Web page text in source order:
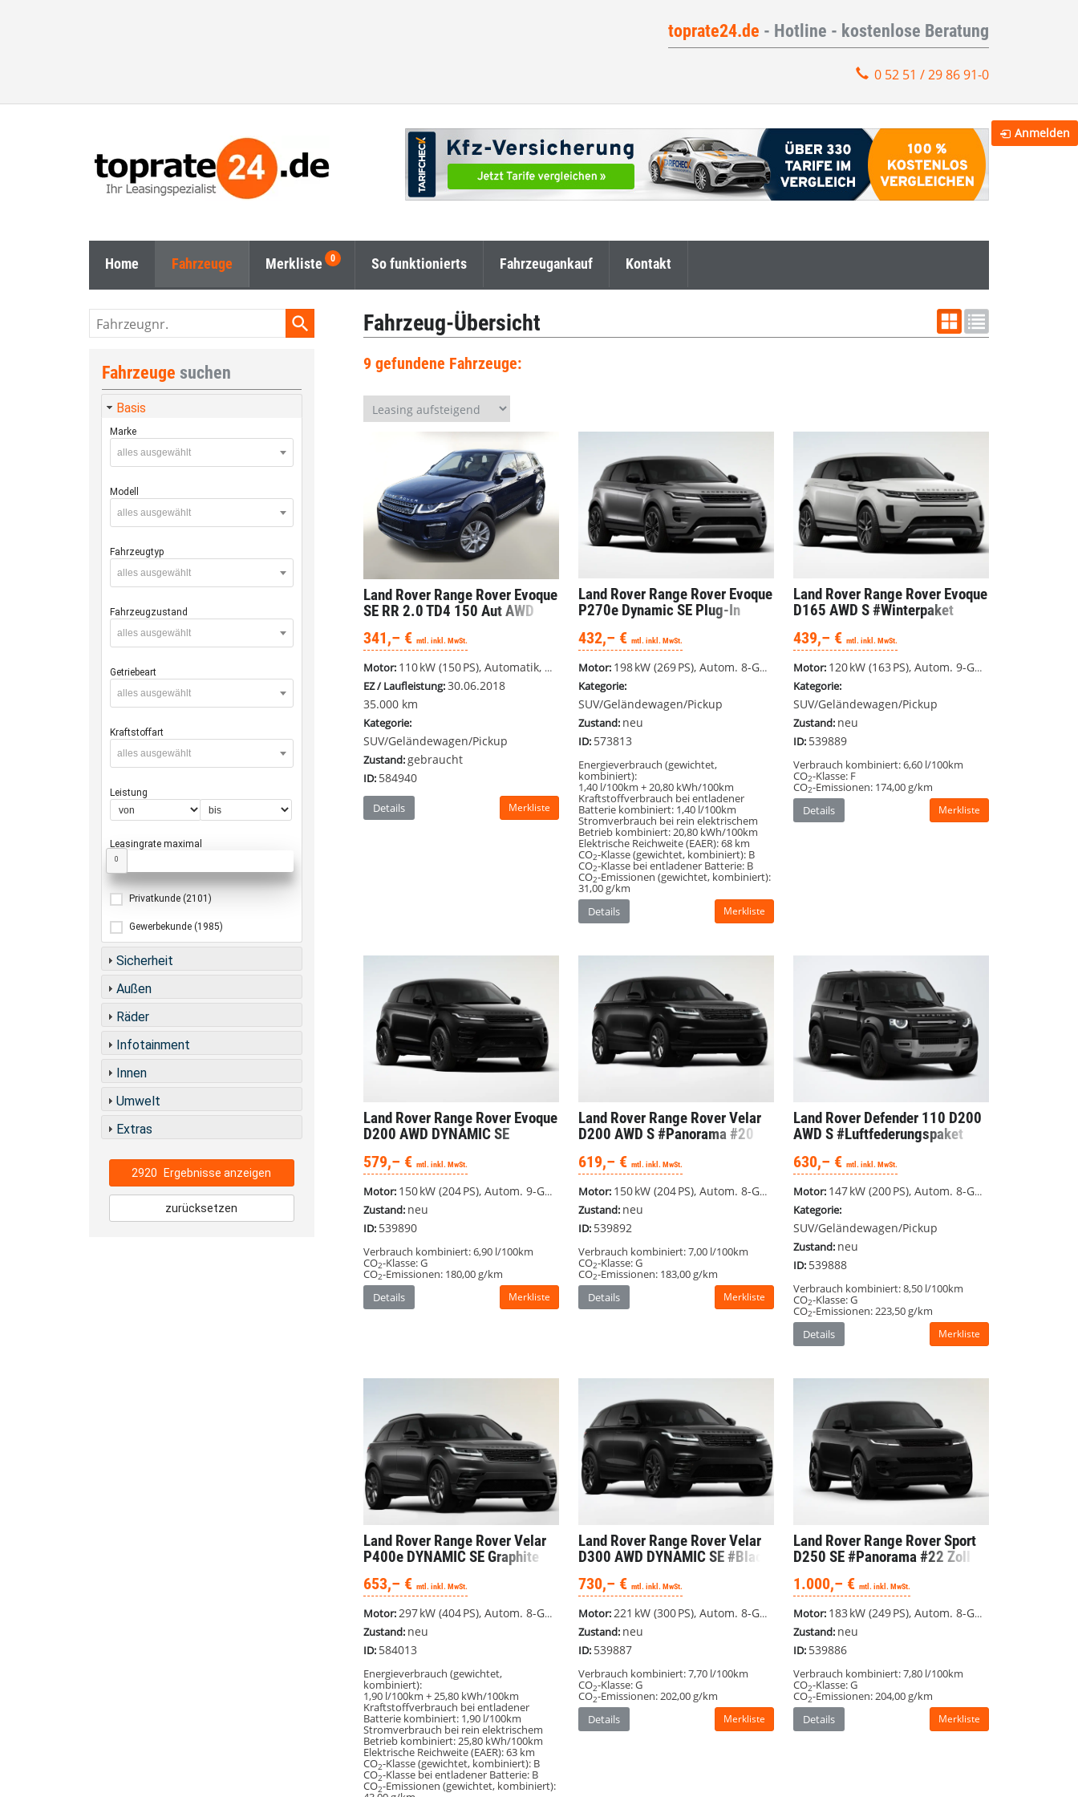
toprate24.de - Hotline - kostenlose Beratung
0 52 51 / 29 86 91-0
Home Fahrzeuge Merkliste So funktionierts Fahrzeugankauf Kontakt
Fahrzeug-Übersicht
9 gefundene Fahrzeuge:
Land Rover Range Rover Evoque
SE RR 2.0 TD4 150 Aut AWD
341,– € mtl. inkl. MwSt.
Motor: 110 kW (150 PS), Automatik, Allrad
EZ / Laufleistung:30.06.2018
35.000 km
Kategorie:
SUV/Geländewagen/Pickup
Zustand:gebraucht
ID: 584940
Details Merkliste
Land Rover Range Rover Evoque
P270e Dynamic SE Plug-In
432,– € mtl. inkl. MwSt.
Motor: 198 kW (269 PS), Autom. 8-Gang, Allrad
Kategorie:
SUV/Geländewagen/Pickup
Zustand: neu
ID: 573813
Energieverbrauch (gewichtet,
kombiniert):
1,40 l/100km + 20,80 kWh/100km
Kraftstoffverbrauch bei entladener
Batterie kombiniert: 1,40 l/100km
Stromverbrauch bei rein elektrischem
Betrieb kombiniert:20,80 kWh/100km
Elektrische Reichweite (EAER):68 km
CO2-Klasse (gewichtet, kombiniert): B
CO2-Klasse bei entladener Batterie: B
CO2-Emissionen (gewichtet, kombiniert):
31,00 g/km
Details
Merkliste
Land Rover Range Rover Evoque
D165 AWD S #Winterpaket
439,– € mtl. inkl. MwSt.
Motor: 120 kW (163 PS), Autom. 9-Gang, Allrad
Kategorie:
SUV/Geländewagen/Pickup
Zustand: neu
ID: 539889
Verbrauch kombiniert:6,60 l/100km
CO2-Klasse: F
CO2-Emissionen: 174,00 g/km
Details
Merkliste
Land Rover Range Rover Evoque
D200 AWD DYNAMIC SE
WinterPaket
579,– € mtl. inkl. MwSt.
Motor: 150 kW (204 PS), Autom. 9-Gang, Allrad
Zustand: neu
ID: 539890
Verbrauch kombiniert:6,90 l/100km
CO2-Klasse:G
CO2-Emissionen: 180,00 g/km
Details
Merkliste
Land Rover Range Rover Velar
D200 AWD S #Panorama #20
619,– € mtl. inkl. MwSt.
Motor: 150 kW (204 PS), Autom. 8-Gang, Allrad
Zustand: neu
ID: 539892
Verbrauch kombiniert:7,00 l/100km
CO2-Klasse:G
CO2-Emissionen: 183,00 g/km
Details
Merkliste
Land Rover Defender 110 D200
AWD S #Luftfederungspaket
630,– € mtl. inkl. MwSt.
Motor: 147 kW (200 PS), Autom. 8-Gang, Allrad
Kategorie:
SUV/Geländewagen/Pickup
Zustand: neu
ID: 539888
Verbrauch kombiniert:8,50 l/100km
CO2-Klasse:G
CO2-Emissionen:223,50 g/km
Details
Merkliste
Land Rover Range Rover Velar
P400e DYNAMIC SE Graphite
verfügbar
653,– € mtl. inkl. MwSt.
Motor:297 kW (404 PS), Autom. 8-Gang, Allrad
Zustand: neu
ID: 584013
Energieverbrauch (gewichtet,
kombiniert):
1,90 l/100km + 25,80 kWh/100km
Kraftstoffverbrauch bei entladener
Batterie kombiniert: 1,90 l/100km
Stromverbrauch bei rein elektrischem
Betrieb kombiniert:25,80 kWh/100km
Elektrische Reichweite (EAER):63 km
CO2-Klasse (gewichtet, kombiniert): B
CO2-Klasse bei entladener Batterie: B
CO2-Emissionen (gewichtet, kombiniert):
Land Rover Range Rover Velar
D300 AWD DYNAMIC SE #Black
730,– € mtl. inkl. MwSt.
Motor:221 kW (300 PS), Autom. 8-Gang, Allrad
Zustand: neu
ID: 539887
Verbrauch kombiniert:7,70 l/100km
CO2-Klasse:G
CO2-Emissionen:202,00 g/km
Details
Merkliste
Land Rover Range Rover Sport
D250 SE #Panorama #22 Zoll
1.000,– € mtl. inkl. MwSt.
Motor: 183 kW (249 PS), Autom. 8-Gang, Allrad
Zustand: neu
ID: 539886
Verbrauch kombiniert:7,80 l/100km
CO2-Klasse:G
CO2-Emissionen:204,00 g/km
Details
Merkliste
Fahrzeugnr.
Fahrzeuge suchen
Basis
Marke
alles ausgewählt
Modell
alles ausgewählt
Fahrzeugtyp
alles ausgewählt
Fahrzeugzustand
alles ausgewählt
Getriebeart
alles ausgewählt
Kraftstoffart
alles ausgewählt
Leistung
Leasingrate maximal
0
Privatkunde (2101)
Gewerbekunde (1985)
Sicherheit
Außen
Räder
Infotainment
Innen
Umwelt
Extras
2920 Ergebnisse anzeigen
zurücksetzen
Anmelden